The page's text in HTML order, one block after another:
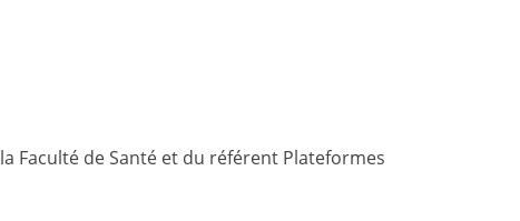
Faculté de Santé et du référent Plateformes